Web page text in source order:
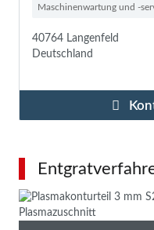
Maschinenwartung und -
40764 Langenfeld
Deutschland